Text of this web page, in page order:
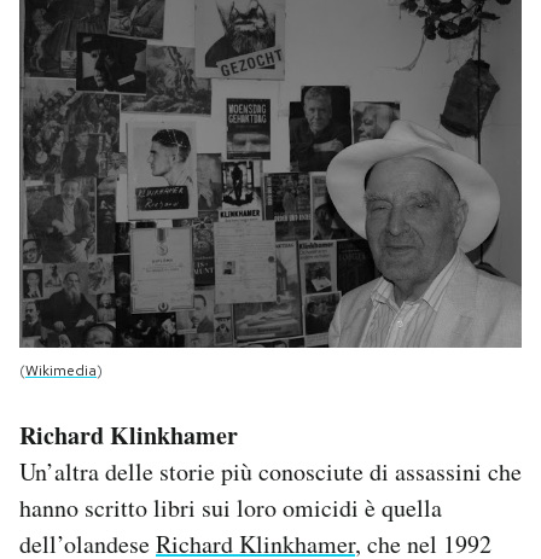
(Wikimedia)
Richard Klinkhamer
Un’altra delle storie più conosciute di assassini che
hanno scritto libri sui loro omicidi è quella
dell’olandeseRichard Klinkhamer, che nel 1992